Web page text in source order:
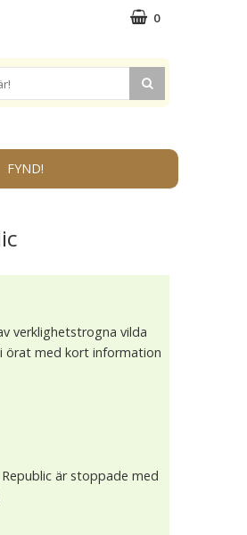
0
FYND!
verklighetstrogna vilda
örat med kort information
är stoppade med